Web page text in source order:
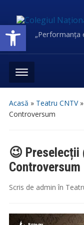
Deschide bara de unelte„Performanța
Acasă » Teatru CNTV»
Controversum
😉 Preselecții
Controversum
Scris de admin în